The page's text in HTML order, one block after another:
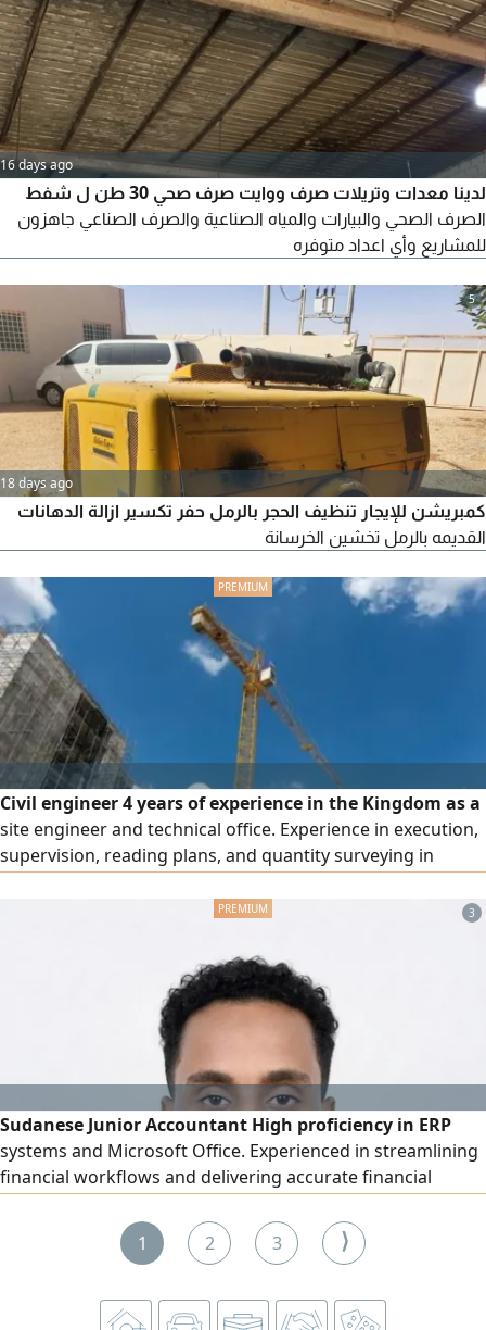
16 days ago
لدينا معدات وتريلات صرف ووايت صرف صحي 30 طن ل شفط
الصرف الصحي والبيارات والمياه الصناعية والصرف الصناعي جاهزون
للمشاريع وأي اعداد متوفره
5
18 days ago
كمبريشن للإيجار تنظيف الحجر بالرمل حفر تكسير ازالة الدهانات
القديمه بالرمل تخشين الخرسانة
Civil engineer 4 years of experience in the Kingdom as a
site engineer and technical office. Experience in execution,
supervision, reading plans, and quantity surveying in
license. Resident in (Riyadh) ready to work anywhere in
3
Sudanese Junior Accountant High proficiency in ERP
systems and Microsoft Office. Experienced in streamlining
financial workflows and delivering accurate financial
1
2 3 ⟩